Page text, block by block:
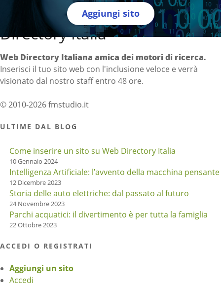
Aggiungi sito
Directory Italia
Web Directory Italiana amica dei motori di ricerca.
Inserisci il tuo sito web con l'inclusione veloce e verrà
visionato dal nostro staff entro 48 ore.
© 2010-2026 fmstudio.it
ULTIME DAL BLOG
Come inserire un sito su Web Directory Italia
10 Gennaio 2024
Intelligenza Artificiale: l’avvento della macchina pensante
12 Dicembre 2023
Storia delle auto elettriche: dal passato al futuro
24 Novembre 2023
Parchi acquatici: il divertimento è per tutta la famiglia
22 Ottobre 2023
ACCEDI O REGISTRATI
Aggiungi un sito
Accedi